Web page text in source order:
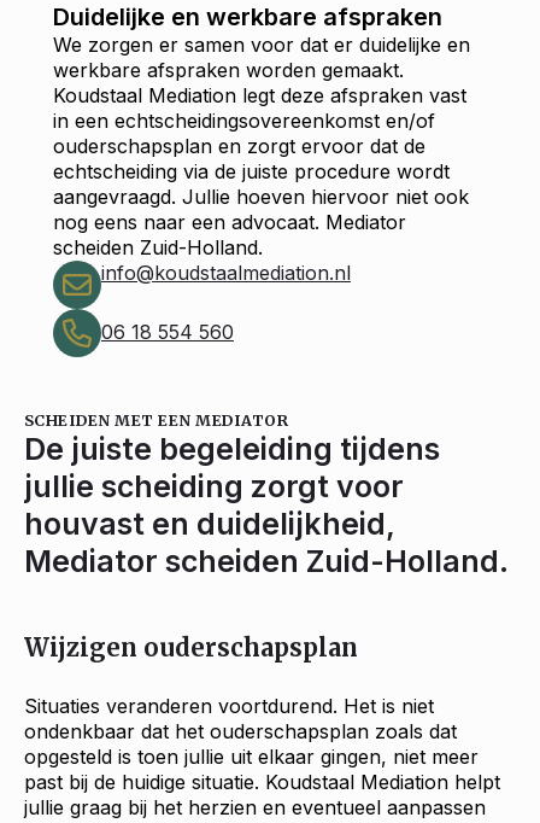
Duidelijke en werkbare afspraken
We zorgen er samen voor dat er duidelijke en
werkbare afspraken worden gemaakt.
Koudstaal Mediation legt deze afspraken vast
in een echtscheidingsovereenkomst en/of
ouderschapsplan en zorgt ervoor dat de
echtscheiding via de juiste procedure wordt
aangevraagd. Jullie hoeven hiervoor niet ook
nog eens naar een advocaat. Mediator
scheiden Zuid-Holland.
info@koudstaalmediation.nl
06 18 554 560
SCHEIDEN MET EEN MEDIATOR
De juiste begeleiding tijdens
jullie scheiding zorgt voor
houvast en duidelijkheid,
Mediator scheiden Zuid-Holland.
Wijzigen ouderschapsplan
Situaties veranderen voortdurend. Het is niet
ondenkbaar dat het ouderschapsplan zoals dat
opgesteld is toen jullie uit elkaar gingen, niet meer
past bij de huidige situatie. Koudstaal Mediation helpt
jullie graag bij het herzien en eventueel aanpassen